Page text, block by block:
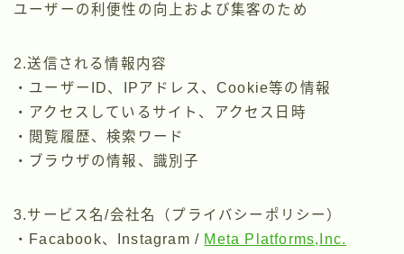
ユーザーの利便性の向上および集客のため
2.送信される情報内容
・ユーザーID、IPアドレス、Cookie等の情報
・アクセスしているサイト、アクセス日時
・閲覧履歴、検索ワード
・ブラウザの情報、識別子
3.サービス名/会社名（プライバシーポリシー）
・Facabook、Instagram / Meta Platforms,Inc.